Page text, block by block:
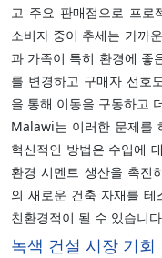
고 주요 판매점으로 프로
소비자 중이 추세는 가까
과 가족이 특히 환경에 좋
를 변경하고 구매자 선호
을 통해 이동을 구동하고
Malawi는 이러한 문제를
혁신적인 방법은 수입에
환경 시멘트 생산을 촉진
의 새로운 건축 자재를
친환경적이 될 수 있습니
녹색 건설 시장 기회